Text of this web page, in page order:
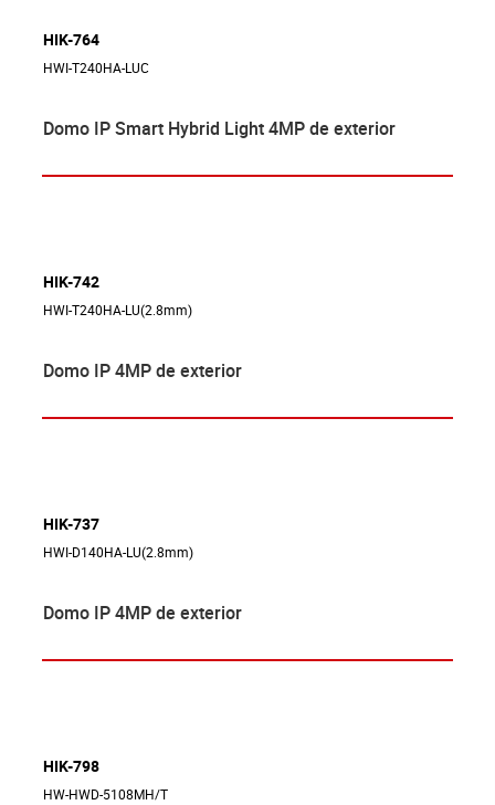
HIK-764
HWI-T240HA-LUC
Domo IP Smart Hybrid Light 4MP de exterior
HIK-742
HWI-T240HA-LU(2.8mm)
Domo IP 4MP de exterior
HIK-737
HWI-D140HA-LU(2.8mm)
Domo IP 4MP de exterior
HIK-798
HW-HWD-5108MH/T